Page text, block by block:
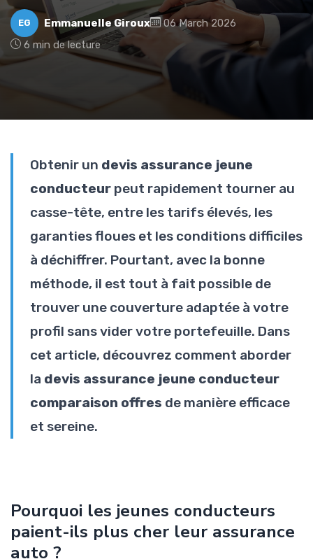
EG Emmanuelle Giroux
06 March 2026
6 min de lecture
Obtenir un devis assurance jeune
conducteur peut rapidement tourner au
casse-tête, entre les tarifs élevés, les
garanties floues et les conditions difficiles
à déchiffrer. Pourtant, avec la bonne
méthode, il est tout à fait possible de
trouver une couverture adaptée à votre
profil sans vider votre portefeuille. Dans
cet article, découvrez comment aborder
la devis assurance jeune conducteur
comparaison offres de manière efficace
et sereine.
Pourquoi les jeunes conducteurs
paient-ils plus cher leur assurance
auto ?